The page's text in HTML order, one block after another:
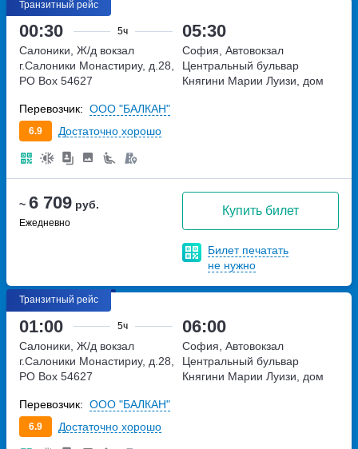
Транзитный рейс
00:30 5ч 05:30
~ 6 709 руб.
Ежедневно
Купить билет
Билет печатать
не нужно
Салоники, Ж/д вокзал
г.Салоники Монастириу, д.28,
PO Box 54627
железнодорожного вокзала)
София, Автовокзал
Центральный бульвар
Княгини Марии Луизи, дом
6.9 Достаточно хорошо
Перевозчик: ООО "БАЛКАН"
Транзитный рейс
01:00 5ч 06:00
Салоники, Ж/д вокзал
г.Салоники Монастириу, д.28,
PO Box 54627
железнодорожного вокзала)
София, Автовокзал
Центральный бульвар
Княгини Марии Луизи, дом
6.9 Достаточно хорошо
Перевозчик: ООО "БАЛКАН"